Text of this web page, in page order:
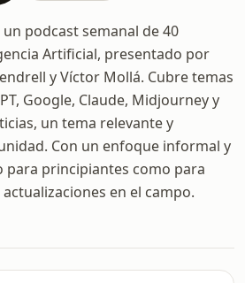
podcast semanal de 40
Artificial, presentado por
y Víctor Mollá. Cubre temas
Google, Claude, Midjourney y
un tema relevante y
Con un enfoque informal y
para principiantes como para
en el campo.